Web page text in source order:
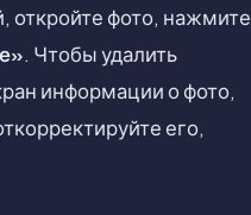
откройте фото, нажмите
. Чтобы удалить
информации о фото,
его,